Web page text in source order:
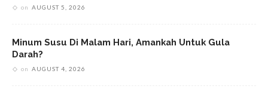
on AUGUST 5, 2026
Minum Susu Di Malam Hari, Amankah Untuk Gula
Darah?
on AUGUST 4, 2026